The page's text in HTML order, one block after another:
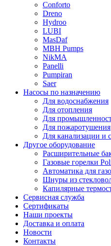
Conforto
Dreno
Hydroo
LUBI
MasDaf
MBH Pumps
NikMA
Panelli
Pumpiran
Saer
Насосы по назначению
Для водоснабжения
Для отопления
Для
Для пожаротушения
Для канализации и
Другое оборудование
Расширительные
Газовые горелки
Автоматика для
Шнуры из
Капилярные
Сервисная служба
Сертификаты
Наши проекты
Доставка и оплата
Новости
Контакты